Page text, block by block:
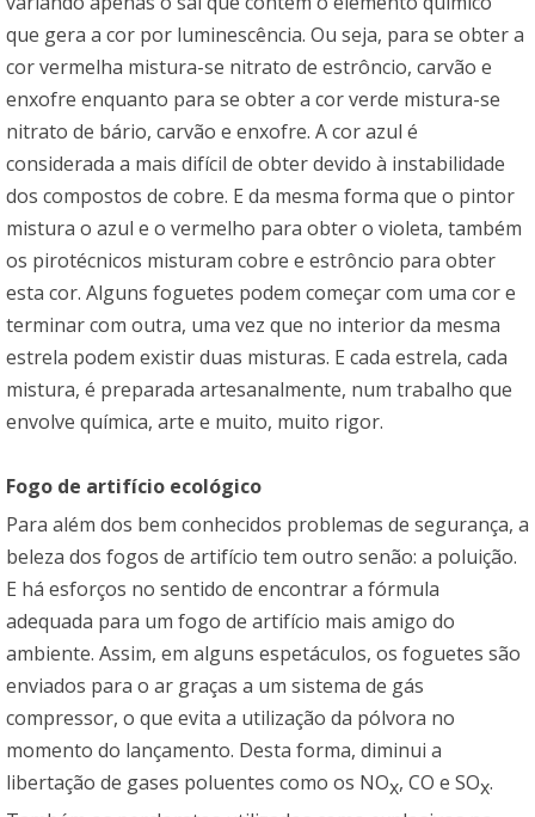
que gera a cor por luminescência. Ou seja, para se obter a
cor vermelha mistura-se nitrato de estrôncio, carvão e
enxofre enquanto para se obter a cor verde mistura-se
nitrato de bário, carvão e enxofre. A cor azul é
considerada a mais difícil de obter devido à instabilidade
dos compostos de cobre. E da mesma forma que o pintor
mistura o azul e o vermelho para obter o violeta, também
os pirotécnicos misturam cobre e estrôncio para obter
esta cor. Alguns foguetes podem começar com uma cor e
terminar com outra, uma vez que no interior da mesma
estrela podem existir duas misturas. E cada estrela, cada
mistura, é preparada artesanalmente, num trabalho que
envolve química, arte e muito, muito rigor.
Fogo de artifício ecológico
Para além dos bem conhecidos problemas de segurança, a
beleza dos fogos de artifício tem outro senão: a poluição.
E há esforços no sentido de encontrar a fórmula
adequada para um fogo de artifício mais amigo do
ambiente. Assim, em alguns espetáculos, os foguetes são
enviados para o ar graças a um sistema de gás
compressor, o que evita a utilização da pólvora no
momento do lançamento. Desta forma, diminui a
libertação de gases poluentes como os NOx, CO e SOx.